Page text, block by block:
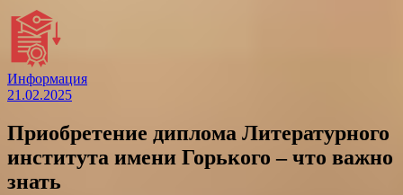
Информация
21.02.2025
Приобретение диплома Литературного
института имени Горького – что важно
знать